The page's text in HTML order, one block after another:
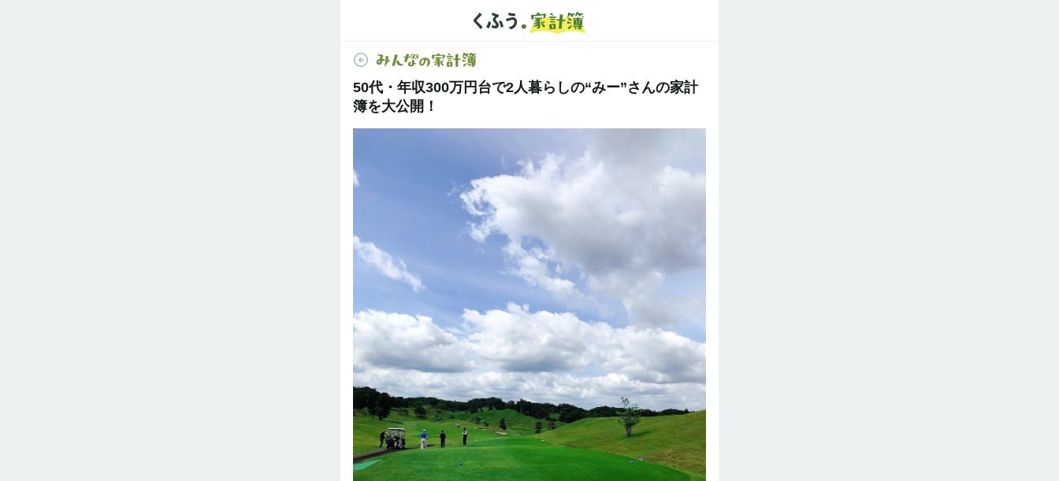
50代・年収300万円台で2人暮らしの“みー”さんの家計
簿を大公開！